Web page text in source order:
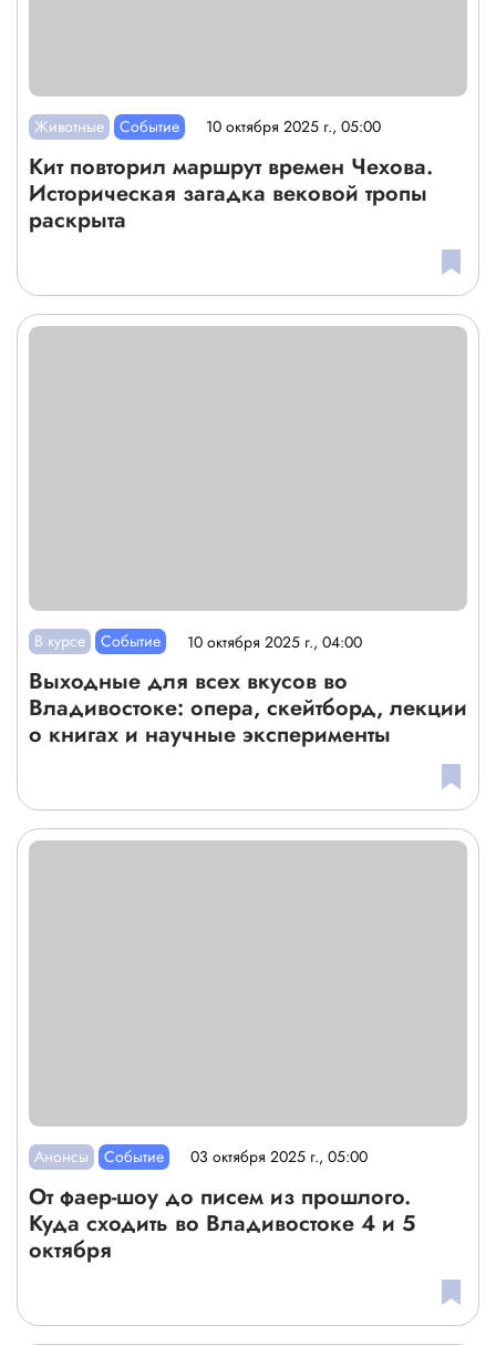
Животные Событие 10 октября 2025 г., 05:00
Кит повторил маршрут времен Чехова.
Историческая загадка вековой тропы
раскрыта
В курсе Событие 10 октября 2025 г., 04:00
Выходные для всех вкусов во
Владивостоке: опера, скейтборд, лекции
о книгах и научные эксперименты
Анонсы Событие 03 октября 2025 г., 05:00
От фаер-шоу до писем из прошлого.
Куда сходить во Владивостоке 4 и 5
октября